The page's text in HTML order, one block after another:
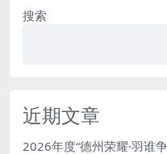
搜索
近期文章
2026年度“德州荣耀·羽谁